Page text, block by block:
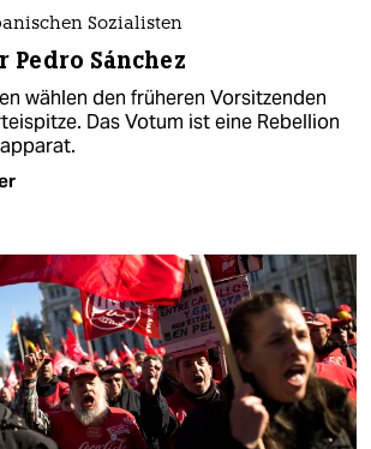
Sozialisten
Pedro Sánchez
wählen den früheren Vorsitzenden
Das Votum ist eine Rebellion